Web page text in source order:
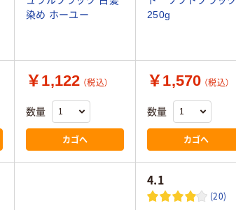
染め ホーユー
250g
￥1,122 （税込）
数量
カゴへ
￥1,570 （税込）
数量
カゴへ
4.1
(20)